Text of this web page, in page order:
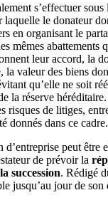
s’effectuer sous
laquelle le donateur
en organisant le
mêmes abattements
leur accord, la
la valeur des biens
qu’elle ne soit
la réserve
risques de litiges,
donnés dans ce cadre.
peut être
de prévoir la
succession. Rédigé
jusqu’au jour de